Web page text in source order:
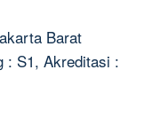
Barat
: S1, Akreditasi :